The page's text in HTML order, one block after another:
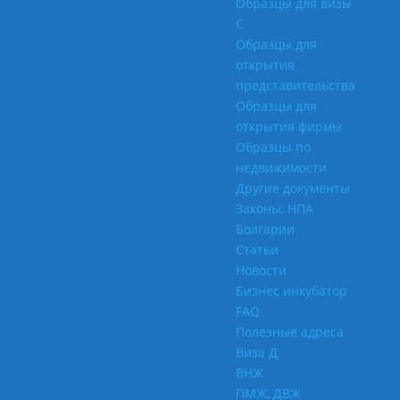
С
Образцы для
открытия
представительства
Образцы для
открытия фирмы
Образцы по
недвижимости
Другие документы
Законы, НПА
Болгарии
Статьи
Новости
Бизнес инкубатор
FAQ
Полезные адреса
Виза Д
ВНЖ
ПМЖ, ДВЖ